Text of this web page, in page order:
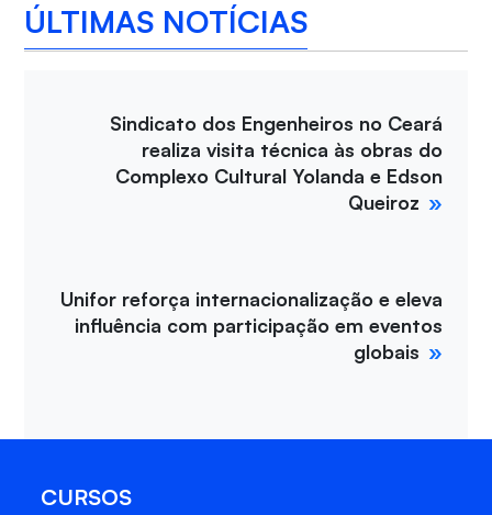
ÚLTIMAS NOTÍCIAS
Sindicato dos Engenheiros no Ceará
realiza visita técnica às obras do
Complexo Cultural Yolanda e Edson
Queiroz
Unifor reforça internacionalização e eleva
influência com participação em eventos
globais
CURSOS